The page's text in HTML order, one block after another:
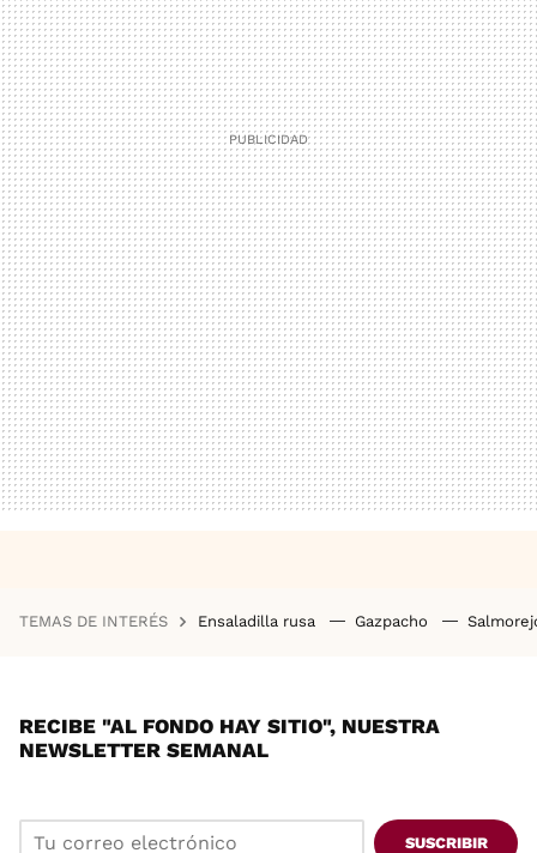
TEMAS DE INTERÉS Ensaladilla rusa Gazpacho
RECIBE "AL FONDO HAY SITIO", NUESTRA
NEWSLETTER SEMANAL
SUSCRIBIR